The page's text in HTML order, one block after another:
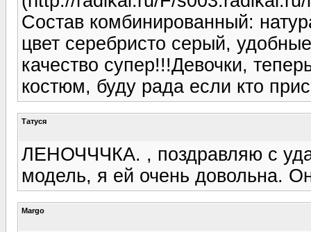
Состав комбинированный:
цвет серебристо серый,
качество супер!!!Девочки,
костюм, буду рада если кто
Татуся
ЛЕНОЧЧЧКА. , поздравляю с
модель, я ей очень довольна.
Margo